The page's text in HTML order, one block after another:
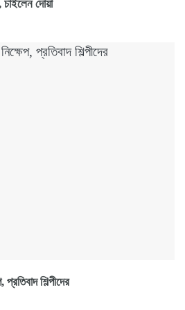
চাইলেন দোয়া
শিল্পীদের